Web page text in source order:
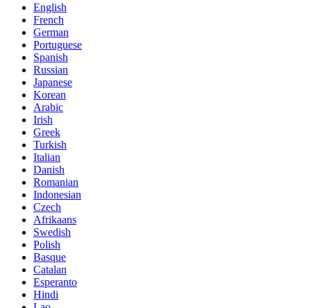
English
French
German
Portuguese
Spanish
Russian
Japanese
Korean
Arabic
Irish
Greek
Turkish
Italian
Danish
Romanian
Indonesian
Czech
Afrikaans
Swedish
Polish
Basque
Catalan
Esperanto
Hindi